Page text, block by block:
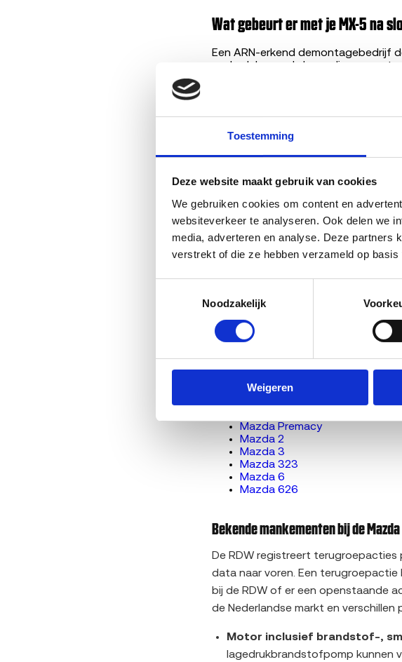
Toestemming
Deze website maakt gebruik van cookies
We gebruiken cookies om content en
websiteverkeer te analyseren. Ook delen we
media, adverteren en analyse. Deze partners
verstrekt of die ze hebben verzameld op
Noodzakelijk
Weigeren
Wat gebeurt er met je MX-5 na
Een ARN-erkend demontagebedrijf
onderdelen zoals koppelingen,
Deze keten van ruim 200 ARN-
AI-gegenereerde content,
Lees verder
Auto APK afgekeurd verkopen
Sloopauto verkopen in
Sloopauto verkopen in
Benieuwdwat je Mazda MX-5 waard
Mazda Premacy
Mazda 2
Mazda 3
Mazda 323
Mazda 6
Mazda 626
Bekende mankementen bij de
De RDW registreert terugroepacties
data naar voren. Een
bij de RDW of er een openstaande
de Nederlandse markt en verschillen
Motor inclusief brandstof-,
lagedrukbrandstofpomp kunnen